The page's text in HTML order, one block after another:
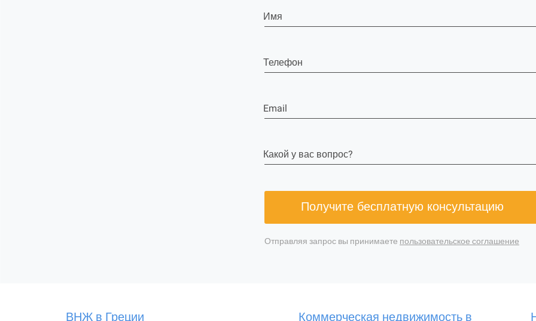
Имя
Телефон
Email
Какой у вас вопрос?
Получите бесплатную консультацию
Отправляя запрос вы принимаете пользовательское соглашение
ВНЖ в Греции Коммерческая недвижимость в